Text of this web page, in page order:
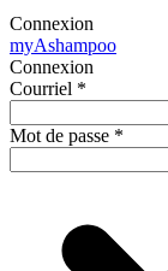
Connexion
myAshampoo
Connexion
Courriel *
Mot de passe *